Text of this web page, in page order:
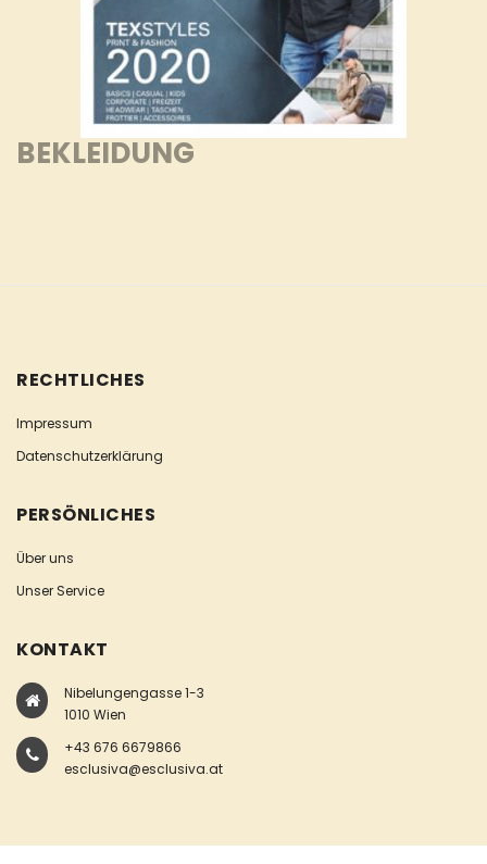
BEKLEIDUNG
RECHTLICHES
Impressum
Datenschutzerklärung
PERSÖNLICHES
Über uns
Unser Service
KONTAKT
Nibelungengasse 1-3
1010 Wien
+43 676 6679866
esclusiva@esclusiva.at